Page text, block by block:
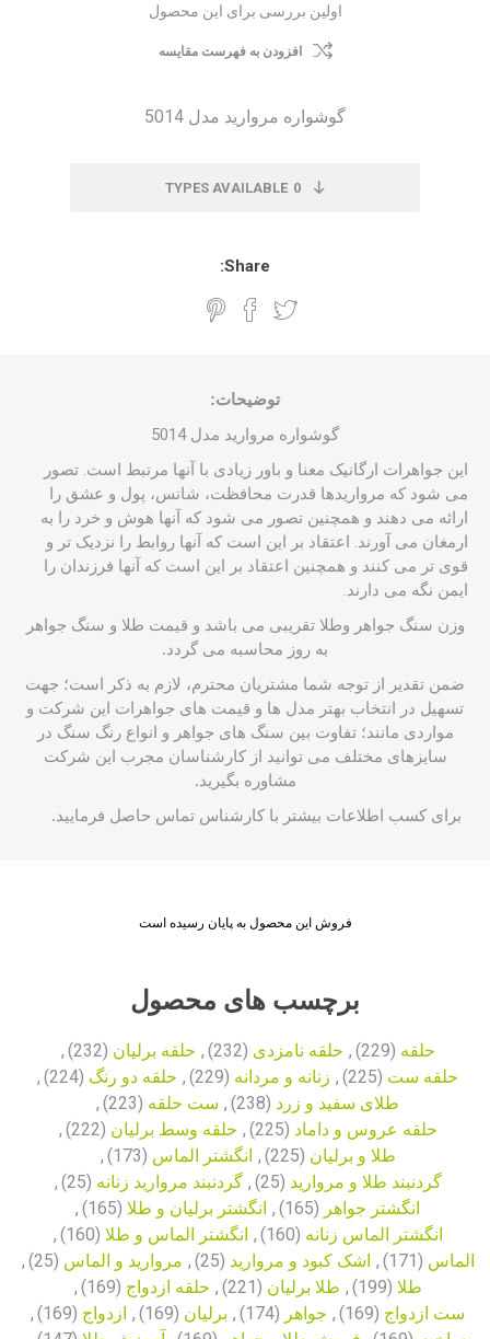
اولین بررسی برای این محصول
افزودن به فهرست مقایسه
گوشواره مروارید مدل 5014
0
TYPES AVAILABLE
Share:
توضیحات:
گوشواره مروارید مدل 5014
این جواهرات ارگانیک معنا و باور زیادی با آنها مرتبط است. تصور
می شود که مرواریدها قدرت محافظت، شانس، پول و عشق را
ارائه می دهند و همچنین تصور می شود که آنها هوش و خرد را به
ارمغان می آورند. اعتقاد بر این است که آنها روابط را نزدیک تر و
قوی تر می کنند و همچنین اعتقاد بر این است که آنها فرزندان را
ایمن نگه می دارند.
وزن سنگ جواهر وطلا تقریبی می باشد و قیمت طلا و سنگ جواهر
به روز محاسبه می گردد.
ضمن تقدیر از توجه شما مشتریان محترم، لازم به ذکر است؛ جهت
تسهیل در انتخاب بهتر مدل ها و قیمت های جواهرات این شرکت و
مواردی مانند؛ تفاوت بین سنگ های جواهر و انواع رنگ سنگ در
سایزهای مختلف می توانید از کارشناسان مجرب این شرکت
مشاوره بگیرید.
برای کسب اطلاعات بیشتر باکارشناستماس حاصل فرمایید.
فروش این محصول به پایان رسیده است
برچسب های محصول
حلقه (229)
, حلقه نامزدی (232)
, حلقه برلیان (232)
,
حلقه ست (225)
, زنانه و مردانه (229)
, حلقه دو رنگ (224)
,
طلای سفید و زرد (238)
, ست حلقه (223)
,
حلقه عروس و داماد (225)
, حلقه وسط برلیان (222)
,
طلا و برلیان (225)
, انگشتر الماس (173)
,
گردنبند طلا و مروارید (25)
, گردنبند مروارید زنانه (25)
,
انگشتر جواهر (165)
, انگشتر برلیان و طلا (165)
,
انگشتر الماس زنانه (160)
, انگشتر الماس و طلا (160)
,
الماس (171)
, اشک کبود و مروارید (25)
, مروارید و الماس (25)
,
طلا (199)
, طلا برلیان (221)
, حلقه ازدواج (169)
,
ست ازدواج (169)
, جواهر (174)
, برلیان (169)
, ازدواج (169)
,